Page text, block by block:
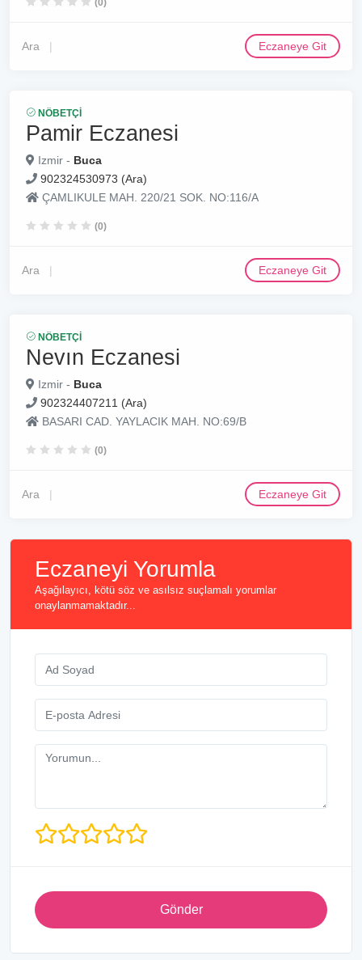
(0)
Ara Eczaneye Git
NÖBETÇI
Pamir Eczanesi
Izmir - Buca
902324530973 (Ara)
ÇAMLIKULE MAH. 220/21 SOK. NO:116/A
(0)
Ara Eczaneye Git
NÖBETÇI
Nevın Eczanesi
Izmir - Buca
902324407211 (Ara)
BASARI CAD. YAYLACIK MAH. NO:69/B
(0)
Ara Eczaneye Git
Eczaneyi Yorumla
Aşağılayıcı, kötü söz ve asılsız suçlamalı yorumlar
onaylanmamaktadır...
Gönder